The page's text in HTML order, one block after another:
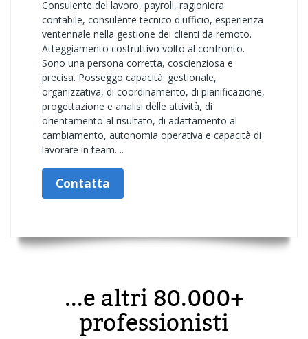
Consulente del lavoro, payroll, ragioniera
contabile, consulente tecnico d'ufficio, esperienza
ventennale nella gestione dei clienti da remoto.
Atteggiamento costruttivo volto al confronto.
Sono una persona corretta, coscienziosa e
precisa. Posseggo capacità: gestionale,
organizzativa, di coordinamento, di pianificazione,
progettazione e analisi delle attività, di
orientamento al risultato, di adattamento al
cambiamento, autonomia operativa e capacità di
lavorare in team. ..
Contatta
...e altri 80.000+
professionisti